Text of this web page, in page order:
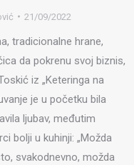
21/09/2022
tradicionalne hrane,
da pokrenu svoj biznis,
iz „Keteringa na
je u početku bila
ljubav, međutim
bolji u kuhinji: „Možda
svakodnevno, možda